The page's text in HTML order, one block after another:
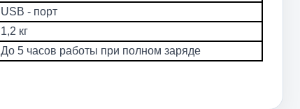
USB - порт
1,2 кг
До 5 часов работы при полном заряде